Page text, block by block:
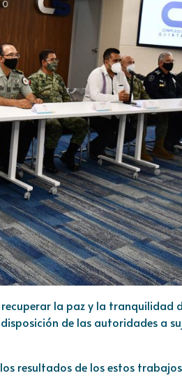
la paz y la tranquilidad
de las autoridades a
resultados de los estos